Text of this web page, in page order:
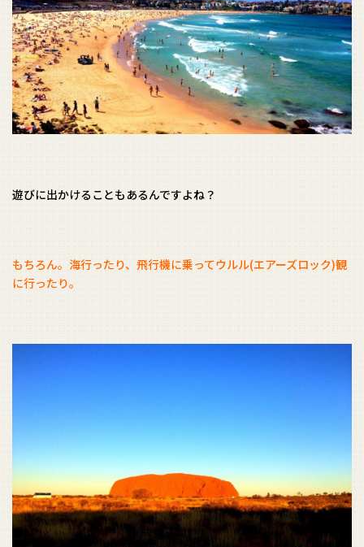
遊びに出かけることもあるんですよね？
もちろん。海行ったり、飛行機に乗ってウルル(エアーズロック)観
に行ったり。